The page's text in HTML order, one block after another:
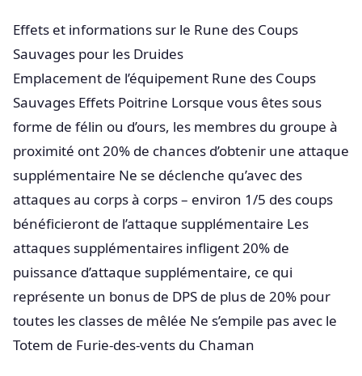
Effets et informations sur le Rune des Coups
Sauvages pour les Druides
Emplacement de l’équipement Rune des Coups
Sauvages Effets Poitrine Lorsque vous êtes sous
forme de félin ou d’ours, les membres du groupe à
proximité ont 20% de chances d’obtenir une attaque
supplémentaire Ne se déclenche qu’avec des
attaques au corps à corps – environ 1/5 des coups
bénéficieront de l’attaque supplémentaire Les
attaques supplémentaires infligent 20% de
puissance d’attaque supplémentaire, ce qui
représente un bonus de DPS de plus de 20% pour
toutes les classes de mêlée Ne s’empile pas avec le
Totem de Furie-des-vents du Chaman